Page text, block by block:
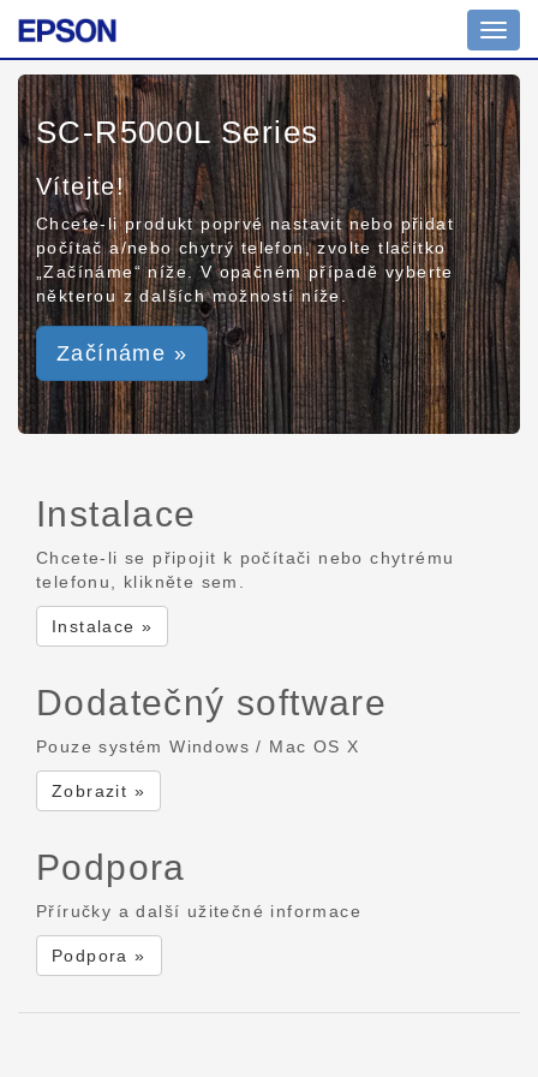
SC-R5000L Series
Vítejte!
Chcete-li produkt poprvé nastavit nebo přidat
počítač a/nebo chytrý telefon, zvolte tlačítko
„Začínáme“ níže. V opačném případě vyberte
některou z dalších možností níže.
Začínáme »
Instalace
Chcete-li se připojit k počítači nebo chytrému
telefonu, klikněte sem.
Instalace »
Dodatečný software
Pouze systém Windows / Mac OS X
Zobrazit »
Podpora
Příručky a další užitečné informace
Podpora »